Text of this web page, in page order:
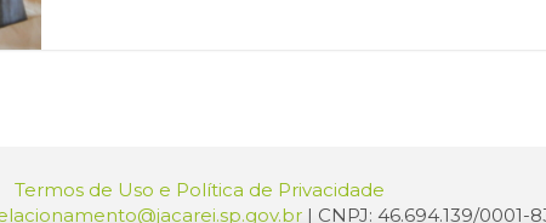
Termos de Uso e Política de Privacidade
| CNPJ: 46.694.139/0001-